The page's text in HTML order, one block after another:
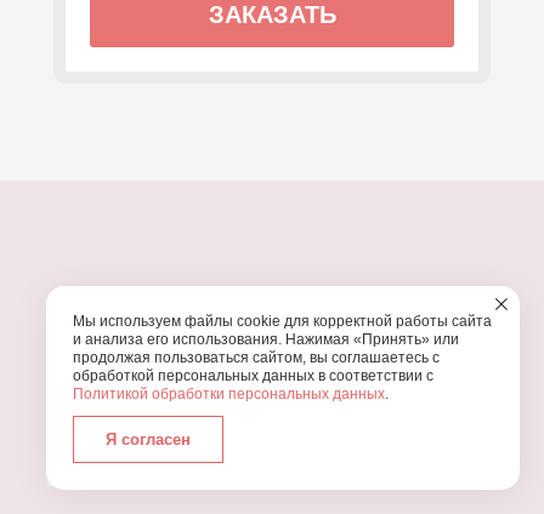
ЗАКАЗАТЬ
УЗНАЙТЕ, ПОЧЕМУ ПРОВЕДЕНИЕВАШЕГО
ПРАЗДНИКА СТОИТ ДОВЕРИТЬ НАМ
Работаем с 2016 года
Мы используем файлы cookie для корректной работы сайта
и анализа его использования. Нажимая «Принять» или
продолжая пользоваться сайтом, вы соглашаетесь с
обработкой персональных данных в соответствии с
Политикой обработки персональных данных.
Я согласен